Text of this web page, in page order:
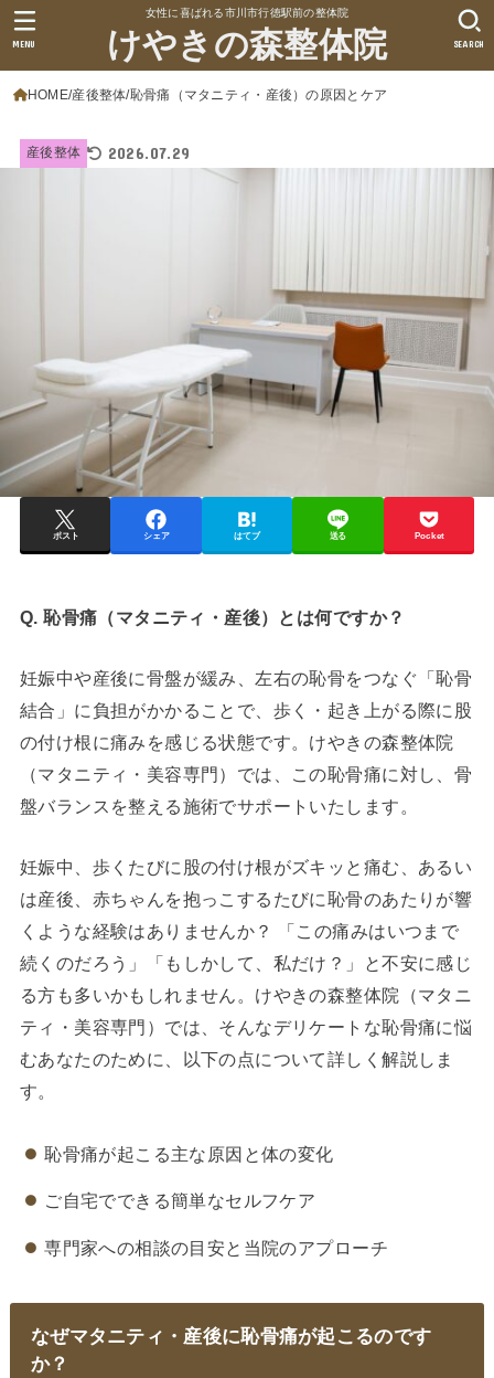
女性に喜ばれる市川市行徳駅前の整体院
けやきの森整体院 SEARCH
MENU
HOME 産後整体 恥骨痛（マタニティ・産後）の原因とケア
産後整体 2026.07.29
ポスト シェア はてブ 送る Pocket
Q. 恥骨痛（マタニティ・産後）とは何ですか？
妊娠中や産後に骨盤が緩み、左右の恥骨をつなぐ「恥骨
結合」に負担がかかることで、歩く・起き上がる際に股
の付け根に痛みを感じる状態です。けやきの森整体院
（マタニティ・美容専門）では、この恥骨痛に対し、骨
盤バランスを整える施術でサポートいたします。
妊娠中、歩くたびに股の付け根がズキッと痛む、あるい
は産後、赤ちゃんを抱っこするたびに恥骨のあたりが響
くような経験はありませんか？ 「この痛みはいつまで
続くのだろう」「もしかして、私だけ？」と不安に感じ
る方も多いかもしれません。けやきの森整体院（マタニ
ティ・美容専門）では、そんなデリケートな恥骨痛に悩
むあなたのために、以下の点について詳しく解説しま
す。
恥骨痛が起こる主な原因と体の変化
ご自宅でできる簡単なセルフケア
専門家への相談の目安と当院のアプローチ
なぜマタニティ・産後に恥骨痛が起こるのです
か？